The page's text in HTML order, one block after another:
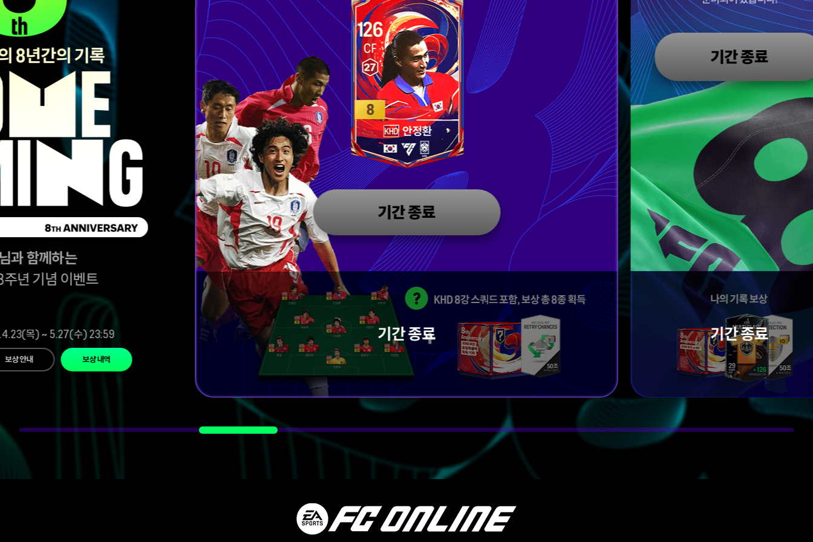
과 함께하는
년 기념 이벤트
목) ~ 5.27(수) 23:59
보상 안내 보상 내역
기간 종료
기간 종료
기간 종료
기간 종료